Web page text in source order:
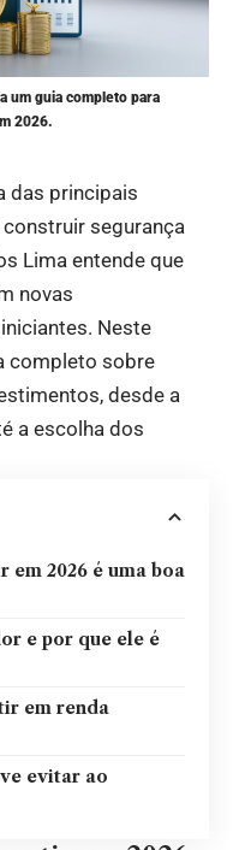
um guia completo para
2026.
das principais
segurança
Lima entende que
novas
Neste
completo sobre
desde a
a escolha dos
2026 é uma boa
e por que ele é
em renda
evitar ao